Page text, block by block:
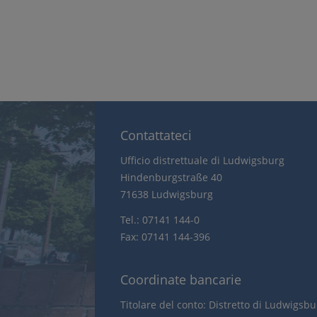
Contattateci
Ufficio distrettuale di Ludwigsburg
Hindenburgstraße 40
71638 Ludwigsburg
Tel.: 07141 144-0
Fax: 07141 144-396
Coordinate bancarie
Titolare del conto: Distretto di